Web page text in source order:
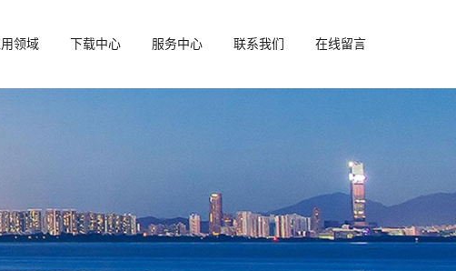
领域 下载中心 服务中心 联系我们 在线留言